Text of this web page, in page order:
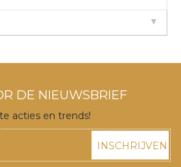
DE NIEUWSBRIEF
acties en trends!
INSCHRIJVEN